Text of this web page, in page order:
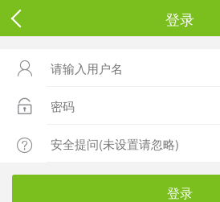
登录



登录